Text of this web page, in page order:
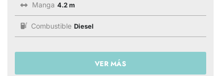
Manga 4.2 m
Combustible Diesel
VER MÁS